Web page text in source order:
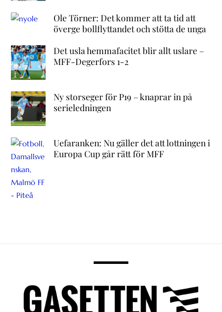
Ole Törner: Det kommer att ta tid att
överge bollflyttandet och stötta de unga
Det usla hemmafacitet blir allt uslare –
MFF-Degerfors 1-2
Ny storseger för P19 – knaprar in på
serieledningen
Uefaranken: Nu gäller det att lottningen i
Europa Cup går rätt för MFF